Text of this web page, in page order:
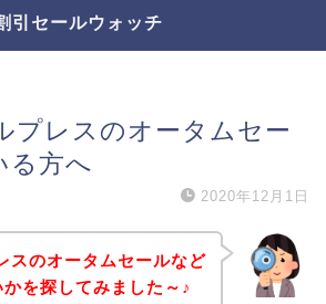
引セールウォッチ
プレスのオータムセー
る方へ
2020年12月1日
スのオータムセールなど
を探してみました～♪